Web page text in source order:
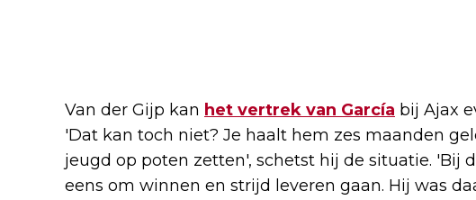
Van der Gijp kan het vertrek van García bij Ajax
'Dat kan toch niet? Je haalt hem zes maanden
jeugd op poten zetten', schetst hij de situatie. 'Bij
eens om winnen en strijd leveren gaan. Hij was